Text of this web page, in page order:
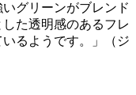
グリーンがブレンド
た透明感のあるフレ
るようです。」（ジ